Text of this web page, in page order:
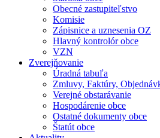
Obecné zastupiteľstvo
Komisie
Zápisnice a uznesenia OZ
Hlavný kontrolór obce
VZN
Zverejňovanie
Úradná tabuľa
Zmluvy, Faktúry,
Verejné obstarávanie
Hospodárenie obce
Ostatné dokumenty obce
Štatút obce